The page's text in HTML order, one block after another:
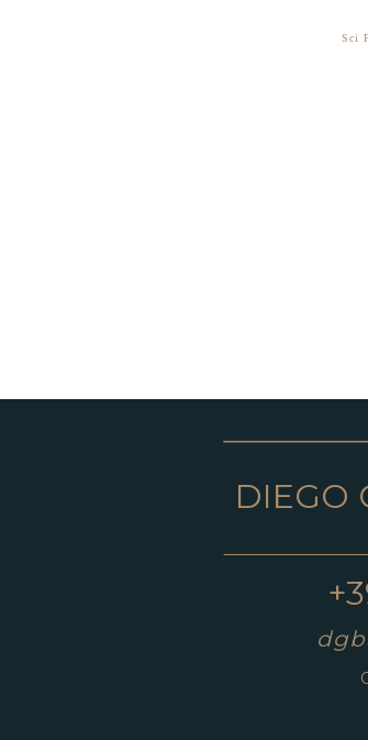
Sci
DIEGO